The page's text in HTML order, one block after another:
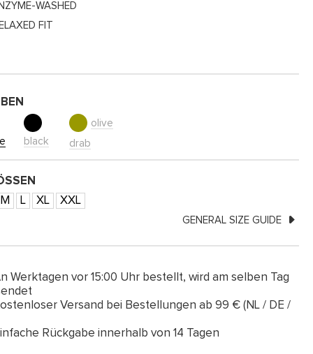
WASHED
FIT
black
olive
drab
M L XL XXL
GENERAL SIZE GUIDE
Werktagen vor 15:00 Uhr bestellt, wird am selben Tag
Versand bei Bestellungen ab 99 € (NL / DE /
Rückgabe innerhalb von 14 Tagen